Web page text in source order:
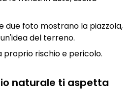
due foto mostrano la piazzola,
del terreno.
proprio rischio e pericolo.
naturale ti aspetta